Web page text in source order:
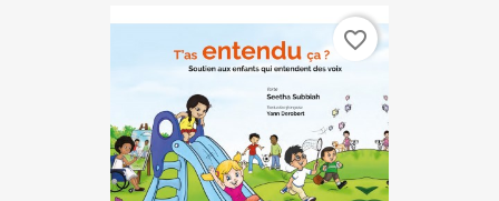
favorite_border